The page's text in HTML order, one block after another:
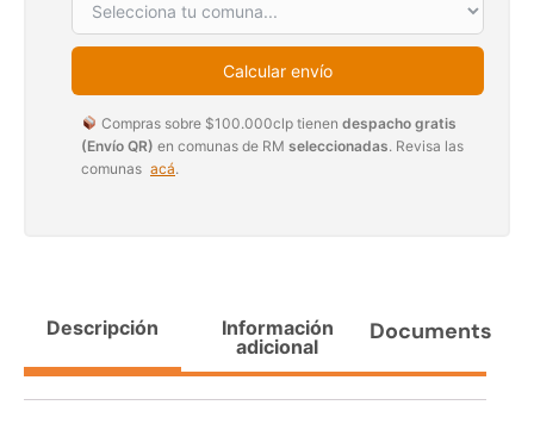
Calcular envío
Compras sobre $100.000clp tienen despacho gratis
(Envío QR) en comunas de RM seleccionadas. Revisa las
comunas acá.
Descripción
Información
adicional
Documents
Transpaleta eléctrica carga
$2.842.858
$1.990.000
Apilador manual carga
capacidad 1000kg
$1.470.788
Leer más